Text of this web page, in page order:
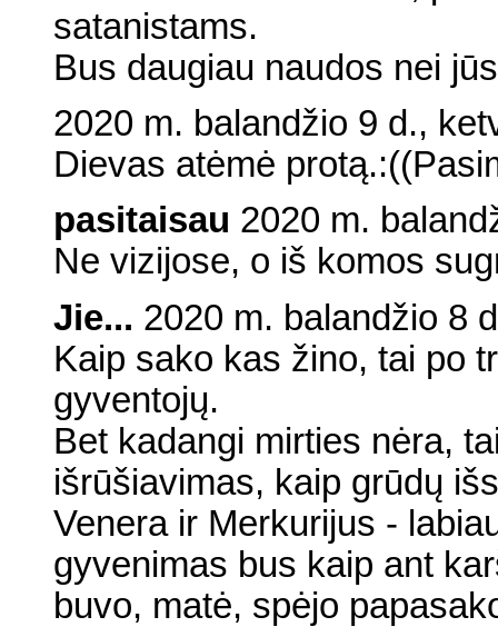
satanistams.
Bus daugiau naudos nei
2020 m. balandžio 9 d.,
Dievas atėmė
pasitaisau 2020 m.
Ne vizijose, o iš komos
Jie... 2020 m. balandžio 8
Kaip sako kas žino, tai po
gyventojų.
Bet kadangi mirties nėra,
išrūšiavimas, kaip grūdų
Venera ir Merkurijus -
gyvenimas bus kaip ant
buvo, matė, spėjo